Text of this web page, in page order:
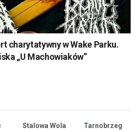
charytatywny w Wake Parku.
„U Machowiaków”
Stalowa Wola
Tarnobrzeg